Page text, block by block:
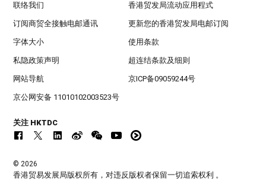
联络我们 香港贸发局流动应用程式
订阅商贸全接触电邮通讯 更新您的香港贸发局电邮订阅
字体大小 使用条款
私隐政策声明 超连结条款及细则
网站导航 京ICP备09059244号
京公网安备 11010102003523号
关注 HKTDC
© 2026
香港贸易发展局版权所有，对违反版权者保留一切追索权利 。